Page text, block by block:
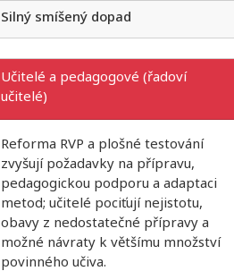
Silný smíšený dopad
Učitelé a pedagogové (řadoví
učitelé)
Reforma RVP a plošné testování
zvyšují požadavky na přípravu,
pedagogickou podporu a adaptaci
metod; učitelé pociťují nejistotu,
obavy z nedostatečné přípravy a
možné návraty k většímu množství
povinného učiva.